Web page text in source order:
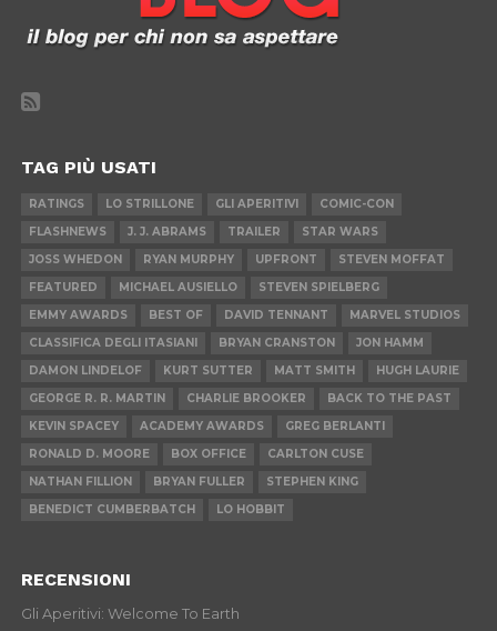
TAG PIÙ USATI
RATINGS LO STRILLONE GLI APERITIVI
COMIC-CON
FLASHNEWS
J. J. ABRAMS TRAILER
STAR WARS
JOSS WHEDON
RYAN MURPHY UPFRONT
STEVEN MOFFAT
FEATURED
MICHAEL AUSIELLO
STEVEN SPIELBERG
EMMY AWARDS
BEST OF DAVID TENNANT
MARVEL STUDIOS
CLASSIFICA DEGLI ITASIANI
BRYAN CRANSTON
JON HAMM
DAMON LINDELOF
KURT SUTTER MATT SMITH
HUGH LAURIE
GEORGE R. R. MARTIN
CHARLIE BROOKER
BACK TO THE PAST
KEVIN SPACEY
ACADEMY AWARDS
GREG BERLANTI
RONALD D. MOORE
BOX OFFICE
CARLTON CUSE
NATHAN FILLION
BRYAN FULLER
STEPHEN KING
BENEDICT CUMBERBATCH
LO HOBBIT
RECENSIONI
Gli Aperitivi: Welcome To Earth